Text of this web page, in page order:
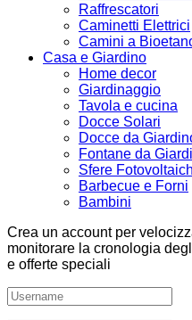
Raffrescatori
Caminetti Elettrici
Camini a
Casa e Giardino
Home decor
Giardinaggio
Tavola e cucina
Docce Solari
Docce da
Fontane da
Sfere
Barbecue e Forni
Bambini
Crea un account per
monitorare la cronologia
e offerte speciali